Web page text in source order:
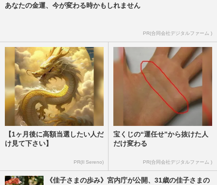
あなたの金運、今が変わる時かもしれません
PR(合同会社デジタルファーム )
【1ヶ月後に高額当選したい人だ
け見て下さい】
PR(Il Sereno)
宝くじの“運任せ”から抜けた人
だけ変わる
PR(合同会社デジタルファーム )
《佳子さまの歩み》宮内庁が公開、31歳の佳子さまの